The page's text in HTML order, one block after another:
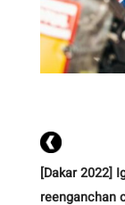
[Dakar 2022]
reenganchan